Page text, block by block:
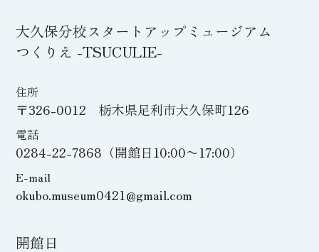
大久保分校スタートアップミュージアム
つくりえ -TSUCULIE-
住所
〒326-0012 栃木県足利市大久保町126
電話
0284-22-7868（開館日10:00〜17:00）
E-mail
okubo.museum0421@gmail.com
開館日